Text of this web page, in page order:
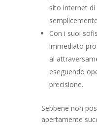
sito internet
Con i suoi
immediato
al
eseguendo
precisione.
Sebbene non
apertamente